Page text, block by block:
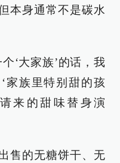
本身通常不是碳水
‘大家族’的话，我
家族里特别甜的孩
来的甜味替身演
售的无糖饼干、无